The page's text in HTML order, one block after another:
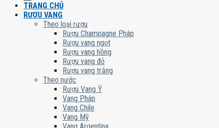
TRANG CHỦ
RƯỢU VANG
Theo loại rượu
Rượu Champagne Pháp
Rượu vang ngọt
Rượu vang hồng
Rượu vang đỏ
Rượu vang trắng
Theo nước
Rượu Vang Ý
Vang Pháp
Vang Chile
Vang Mỹ